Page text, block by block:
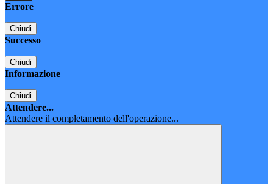
Errore
Chiudi
Successo
Chiudi
Informazione
Chiudi
Attendere...
Attendere il completamento dell'operazione...